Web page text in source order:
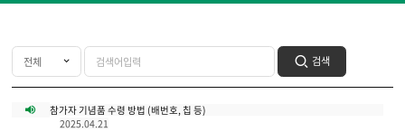
검색
참가자 기념품 수령 방법 (배번호, 칩 등)
2025.04.21